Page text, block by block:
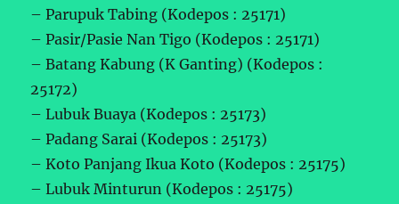
– Parupuk Tabing (Kodepos : 25171)
– Pasir/Pasie Nan Tigo (Kodepos : 25171)
– Batang Kabung (K Ganting) (Kodepos :
25172)
– Lubuk Buaya (Kodepos : 25173)
– Padang Sarai (Kodepos : 25173)
– Koto Panjang Ikua Koto (Kodepos : 25175)
– Lubuk Minturun (Kodepos : 25175)